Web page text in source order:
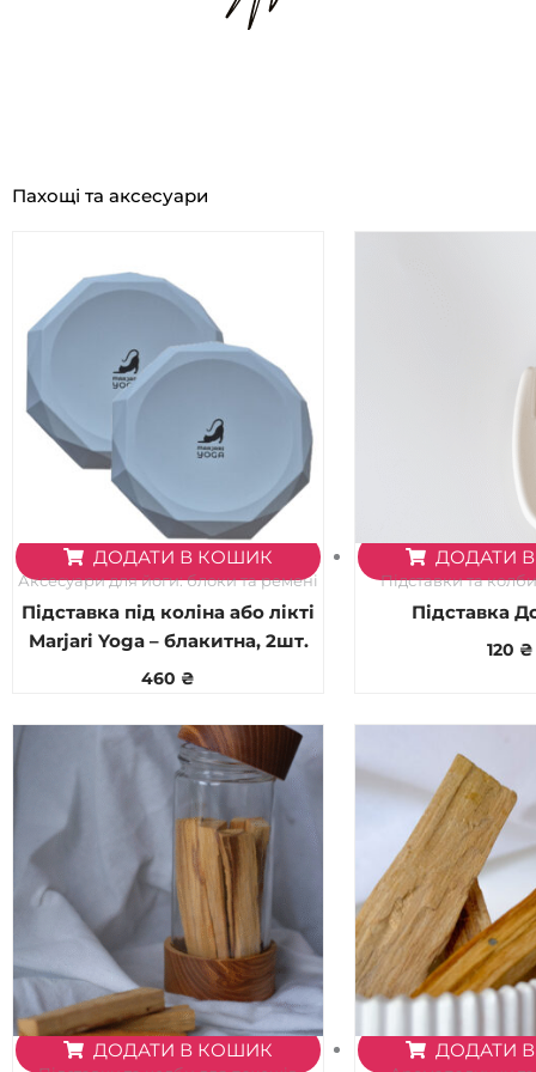
Пахощі та аксесуари
ДОДАТИ В КОШИК
Аксесуари для йоги: блоки та ремені
Підставка під коліна або лікті
Marjari Yoga – блакитна, 2шт.
460 ₴
ДОДАТИ
Підставки та
Підставка
120 ₴
ДОДАТИ В КОШИК ДОДАТИ